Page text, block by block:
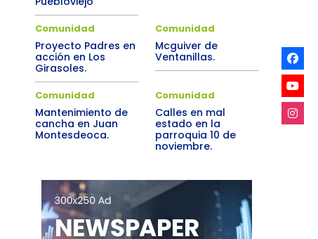
Comunidad
Proyecto Padres en
acción en Los
Girasoles.
Comunidad
Mcguiver de
Ventanillas.
Comunidad
Mantenimiento de
cancha en Juan
Montesdeoca.
Comunidad
Calles en mal
estado en la
parroquia 10 de
noviembre.